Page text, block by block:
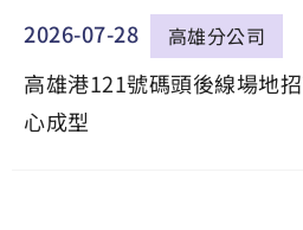
2026-07-28 高雄分公司
高雄港121號碼頭後線場地
心成型